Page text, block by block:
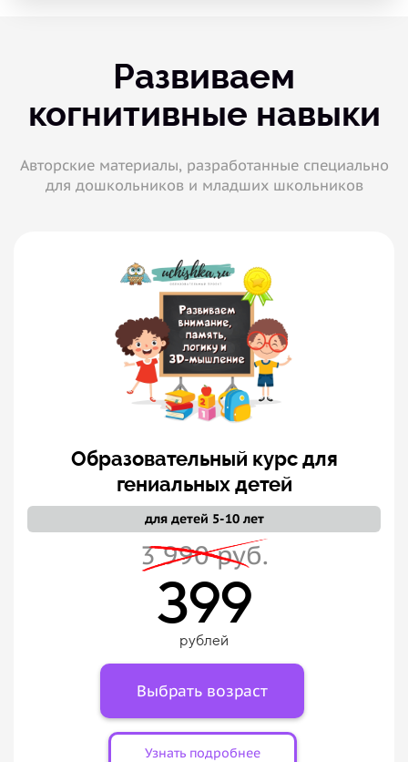
Развиваем
когнитивные навыки
Авторские материалы, разработанные специально
для дошкольников и младших школьников
Образовательный курс для
гениальных детей
для детей 5-10 лет
3 990 руб.
399
рублей
Выбрать возраст
Узнать подробнее